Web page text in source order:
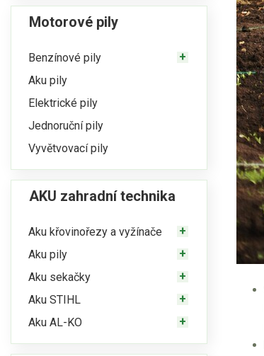
Motorové pily
Benzínové pily
Aku pily
Elektrické pily
Jednoruční pily
Vyvětvovací pily
AKU zahradní technika
Aku křovinořezy a vyžínače
Aku pily
Aku sekačky
Aku STIHL
Aku AL-KO